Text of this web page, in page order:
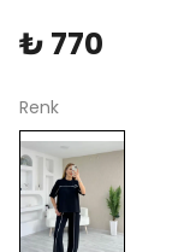
₺ 770
Renk